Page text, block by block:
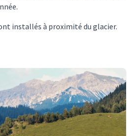
installés à proximité du glacier.